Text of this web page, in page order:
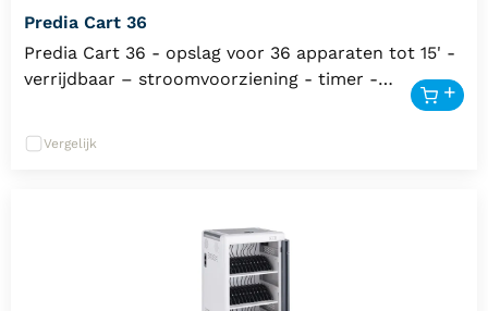
Predia Cart 36
Predia Cart 36 - opslag voor 36 apparaten tot 15' -
verrijdbaar – stroomvoorziening - timer -
Vergelijk